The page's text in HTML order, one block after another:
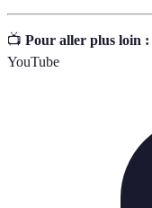
📺 Pour aller plus loin :
YouTube